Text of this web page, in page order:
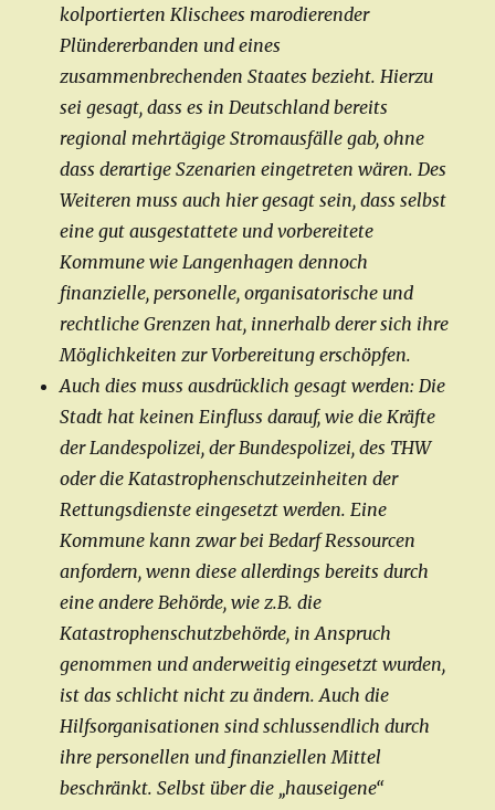
kolportierten Klischees marodierender
Plündererbanden und eines
zusammenbrechenden Staates bezieht. Hierzu
sei gesagt, dass es in Deutschland bereits
regional mehrtägige Stromausfälle gab, ohne
dass derartige Szenarien eingetreten wären. Des
Weiteren muss auch hier gesagt sein, dass selbst
eine gut ausgestattete und vorbereitete
Kommune wie Langenhagen dennoch
finanzielle, personelle, organisatorische und
rechtliche Grenzen hat, innerhalb derer sich ihre
Möglichkeiten zur Vorbereitung erschöpfen.
Auch dies muss ausdrücklich gesagt werden: Die
Stadt hat keinen Einfluss darauf, wie die Kräfte
der Landespolizei, der Bundespolizei, des THW
oder die Katastrophenschutzeinheiten der
Rettungsdienste eingesetzt werden. Eine
Kommune kann zwar bei Bedarf Ressourcen
anfordern, wenn diese allerdings bereits durch
eine andere Behörde, wie z.B. die
Katastrophenschutzbehörde, in Anspruch
genommen und anderweitig eingesetzt wurden,
ist das schlicht nicht zu ändern. Auch die
Hilfsorganisationen sind schlussendlich durch
ihre personellen und finanziellen Mittel
beschränkt. Selbst über die „hauseigene“